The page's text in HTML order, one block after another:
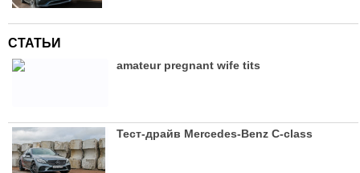
СТАТЬИ
amateur pregnant wife tits
Тест-драйв Mercedes-Benz С-class